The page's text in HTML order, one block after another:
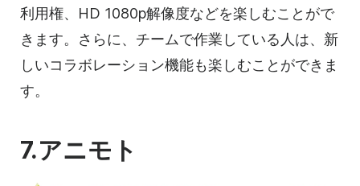
利用権、HD 1080p解像度などを楽しむことがで
きます。さらに、チームで作業している人は、新
しいコラボレーション機能も楽しむことができま
す。
7.アニモト